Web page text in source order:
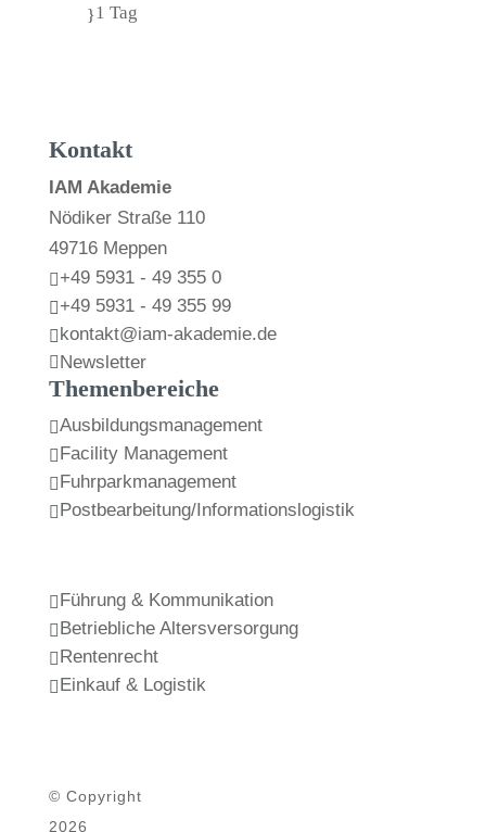
}1 Tag
Kontakt
IAM Akademie
Nödiker Straße 110
49716 Meppen
+49 5931 - 49 355 0
+49 5931 - 49 355 99
kontakt@iam-akademie.de
Newsletter
Themenbereiche
Ausbildungsmanagement
Facility Management
Fuhrparkmanagement
Postbearbeitung/Informationslogistik
Führung & Kommunikation
Betriebliche Altersversorgung
Rentenrecht
Einkauf & Logistik
© Copyright
2026